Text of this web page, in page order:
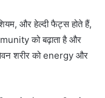
और हेल्दी फैट्स होते हैं,
को बढ़ाता है और
सेवन शरीर को energy और